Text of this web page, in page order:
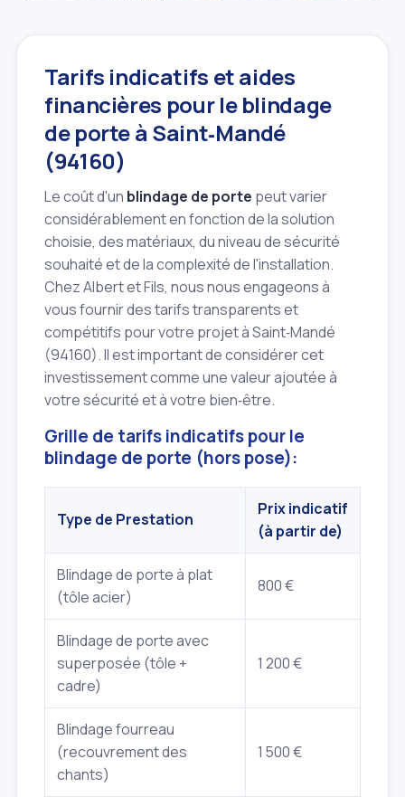
Tarifs indicatifs et aides
financières pour le blindage
de porte à Saint‑Mandé
(94160)
Le coût d'un blindage de porte peut varier
considérablement en fonction de la solution
choisie, des matériaux, du niveau de sécurité
souhaité et de la complexité de l'installation.
Chez Albert et Fils, nous nous engageons à
vous fournir des tarifs transparents et
compétitifs pour votre projet à Saint‑Mandé
(94160). Il est important de considérer cet
investissement comme une valeur ajoutée à
votre sécurité et à votre bien‑être.
Grille de tarifs indicatifs pour le
blindage de porte (hors pose):
Type de Prestation
Prix indicatif
(à partir de)
Blindage de porte à plat
(tôle acier)
800 €
Blindage de porte avec
superposée (tôle +
cadre)
1 200 €
Blindage fourreau
(recouvrement des
chants)
1 500 €